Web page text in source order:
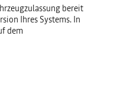
bereit
Ihres Systems. In
dem